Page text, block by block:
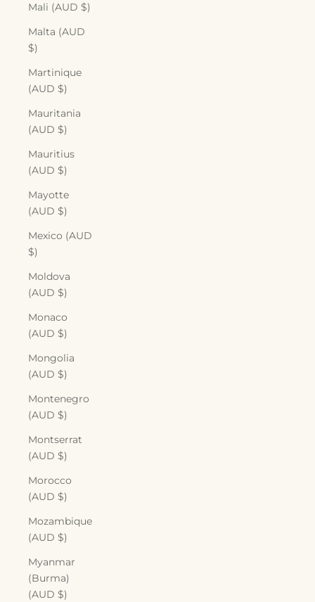
Mali (AUD $)
Malta (AUD
$)
Martinique
(AUD $)
Mauritania
(AUD $)
Mauritius
(AUD $)
Mayotte
(AUD $)
Mexico (AUD
$)
Moldova
(AUD $)
Monaco
(AUD $)
Mongolia
(AUD $)
Montenegro
(AUD $)
Montserrat
(AUD $)
Morocco
(AUD $)
Mozambique
(AUD $)
Myanmar
(Burma)
(AUD $)